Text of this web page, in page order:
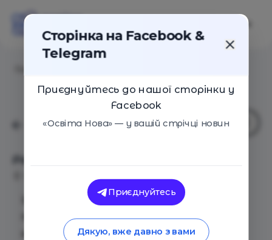
Реєстрація на курс "Школа нянь"
Школа нянь» — безкоштовний навчальний
проєкт, розроблений для підготовки
кваліфікованих фахівців у сфері догляду за
Сторінка на Facebook &
Telegram
Приєднуйтесь до нашої сторінки у
Facebook
«Освіта Нова» — у вашій стрічці новин
Приєднуйтесь
Дякую, вже давно з вами